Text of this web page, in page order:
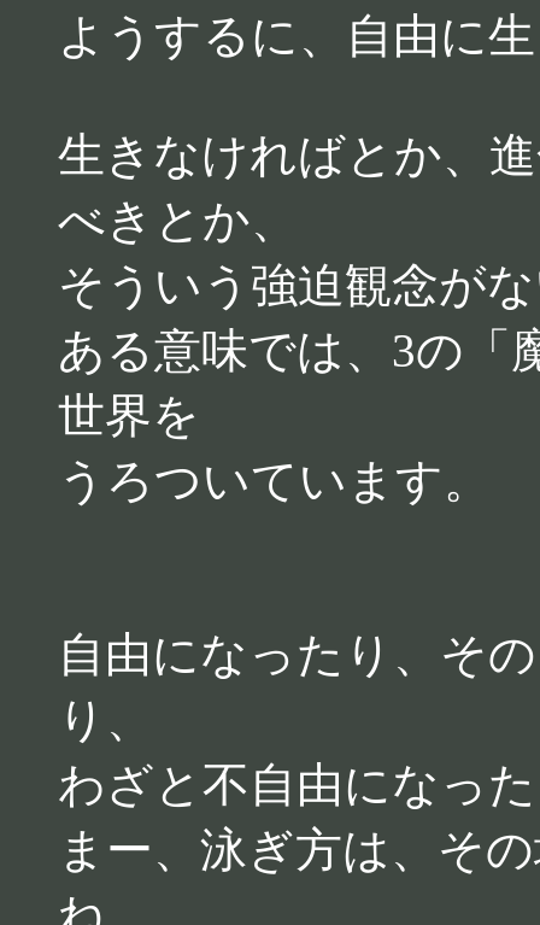
ようするに、自由に
生きなければとか、
べきとか、
そういう強迫観念が
ある意味では、3の「
世界を
うろついています。
自由になったり、そ
り、
わざと不自由になっ
まー、泳ぎ方は、そ